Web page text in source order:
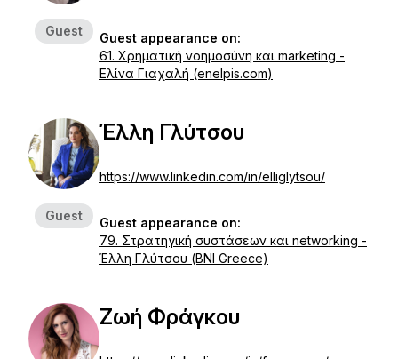
Guest
Guest appearance on:
61. Χρηματική νοημοσύνη και marketing -
Ελίνα Γιαχαλή (enelpis.com)
Guest
Έλλη Γλύτσου
https://www.linkedin.com/in/elliglytsou/
Guest appearance on:
79. Στρατηγική συστάσεων και networking -
Έλλη Γλύτσου (BNI Greece)
Ζωή Φράγκου